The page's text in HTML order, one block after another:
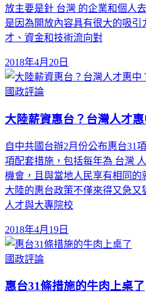
放主要是針 台灣 的企業和個人
是因為開放內容具有很大的吸
才、資金和技術流向對
2018年4月20日
國政評論
大陸薪資惠台？台灣人才惠
自中共國台辦2月份公布惠台31
項配套措施，包括每年為 台灣
機會，且與當地人民享有相同的
大陸的惠台政策不僅來得又急
人才與大專院校
2018年4月19日
國政評論
惠台31條措施的牛肉上桌了